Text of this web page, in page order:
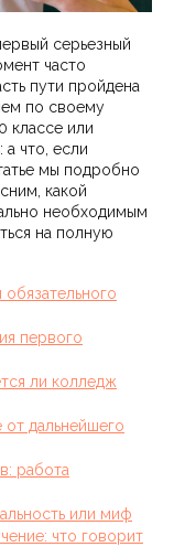
серьезный
часто
пути пройдена
по своему
классе или
а что, если
мы подробно
какой
необходимым
на полную
первого
ли колледж
дальнейшего
работа
или миф
что говорит